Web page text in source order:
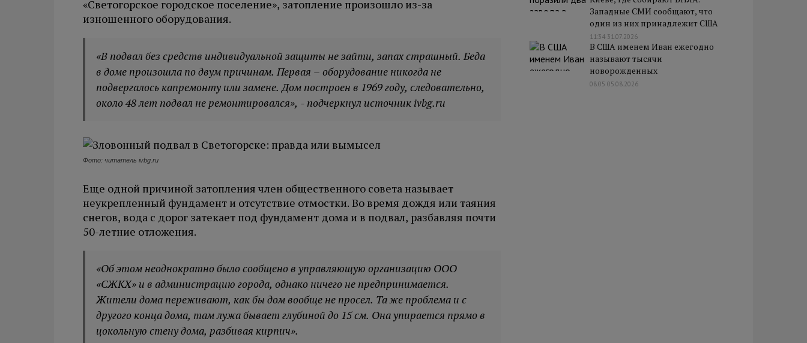
«Светогорское городское поселение», затопление произошло из-за
изношенного оборудования.
«В подвал без средств индивидуальной защиты не зайти, запах страшный. Беда
в доме произошла по двум причинам. Первая – оборудование никогда не
подвергалось капремонту или замене. Дом построен в 1969 году, следовательно,
около 48 лет подвал не ремонтировался», - подчеркнул источник ivbg.ru
Фото: читатель ivbg.ru
Еще одной причиной затопления член общественного совета называет
неукрепленный фундамент и отсутствие отмостки. Во время дождя или таяния
снегов, вода с дорог затекает под фундамент дома и в подвал, разбавляя почти
50-летние отложения.
«Об этом неоднократно было сообщено в управляющую организацию ООО
«СЖКХ» и в администрацию города, однако ничего не предпринимается.
Жители дома переживают, как бы дом вообще не просел. Та же проблема и с
другого конца дома, там лужа бывает глубиной до 15 см. Она упирается прямо в
цокольную стену дома, разбивая кирпич».
Западные СМИ сообщают, что
один из них принадлежит США
11:34 31.07.2026
В США именем Иван ежегодно
называют тысячи
новорожденных
08:05 05.08.2026